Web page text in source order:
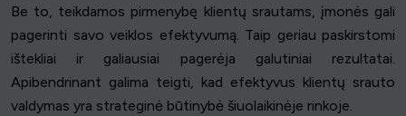
Be to, teikdamos pirmenybę klientų srautams, įmonės gali
pagerinti savo veiklos efektyvumą. Taip geriau paskirstomi
ištekliai ir galiausiai pagerėja galutiniai rezultatai.
Apibendrinant galima teigti, kad efektyvus klientų srauto
valdymas yra strateginė būtinybė šiuolaikinėje rinkoje.